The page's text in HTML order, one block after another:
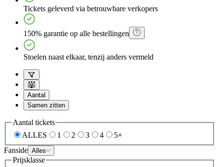
Tickets geleverd via betrouwbare verkopers
150% garantie op alle bestellingen
Stoelen naast elkaar, tenzij anders vermeld
Aantal
Samen zitten
Aantal tickets
ALLES
1 2 3 4
5+
Fanside Alles
Prijsklasse